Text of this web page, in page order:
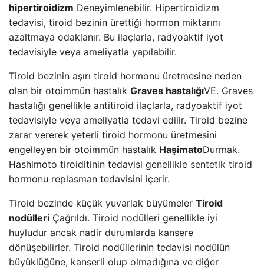
hipertiroidizm Deneyimlenebilir. Hipertiroidizm
tedavisi, tiroid bezinin ürettiği hormon miktarını
azaltmaya odaklanır. Bu ilaçlarla, radyoaktif iyot
tedavisiyle veya ameliyatla yapılabilir.
Tiroid bezinin aşırı tiroid hormonu üretmesine neden
olan bir otoimmün hastalık Graves hastalığıVE. Graves
hastalığı genellikle antitiroid ilaçlarla, radyoaktif iyot
tedavisiyle veya ameliyatla tedavi edilir. Tiroid bezine
zarar vererek yeterli tiroid hormonu üretmesini
engelleyen bir otoimmün hastalık HaşimatoDurmak.
Hashimoto tiroiditinin tedavisi genellikle sentetik tiroid
hormonu replasman tedavisini içerir.
Tiroid bezinde küçük yuvarlak büyümeler Tiroid
nodülleri Çağrıldı. Tiroid nodülleri genellikle iyi
huyludur ancak nadir durumlarda kansere
dönüşebilirler. Tiroid nodüllerinin tedavisi nodülün
büyüklüğüne, kanserli olup olmadığına ve diğer